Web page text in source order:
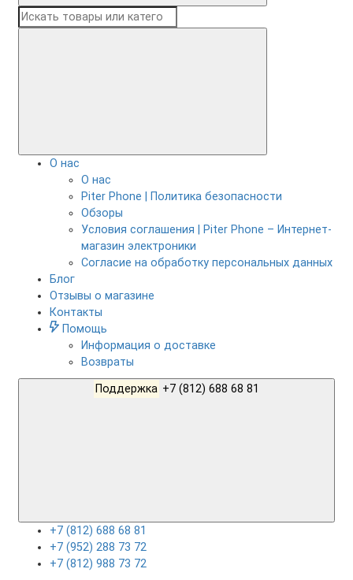
О нас
О нас
Piter Phone | Политика безопасности
Обзоры
Условия соглашения | Piter Phone – Интернет-
магазин электроники
Согласие на обработку персональных данных
Блог
Отзывы о магазине
Контакты
Помощь
Информация о доставке
Возвраты
Поддержка
+7 (812) 688 68 81
+7 (952) 288 73 72
+7 (812) 988 73 72